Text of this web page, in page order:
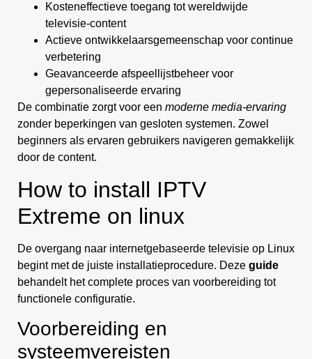
Kosteneffectieve toegang tot wereldwijde
televisie-content
Actieve ontwikkelaarsgemeenschap voor continue
verbetering
Geavanceerde afspeellijstbeheer voor
gepersonaliseerde ervaring
De combinatie zorgt voor een moderne media-ervaring
zonder beperkingen van gesloten systemen. Zowel
beginners als ervaren gebruikers navigeren gemakkelijk
door de content.
How to install IPTV
Extreme on linux
De overgang naar internetgebaseerde televisie op Linux
begint met de juiste installatieprocedure. Deze guide
behandelt het complete proces van voorbereiding tot
functionele configuratie.
Voorbereiding en
systeemvereisten